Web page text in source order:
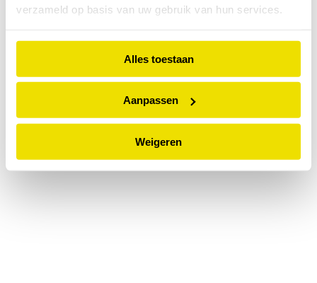
verzameld op basis van uw gebruik van hun services.
Alles toestaan
Aanpassen
Weigeren